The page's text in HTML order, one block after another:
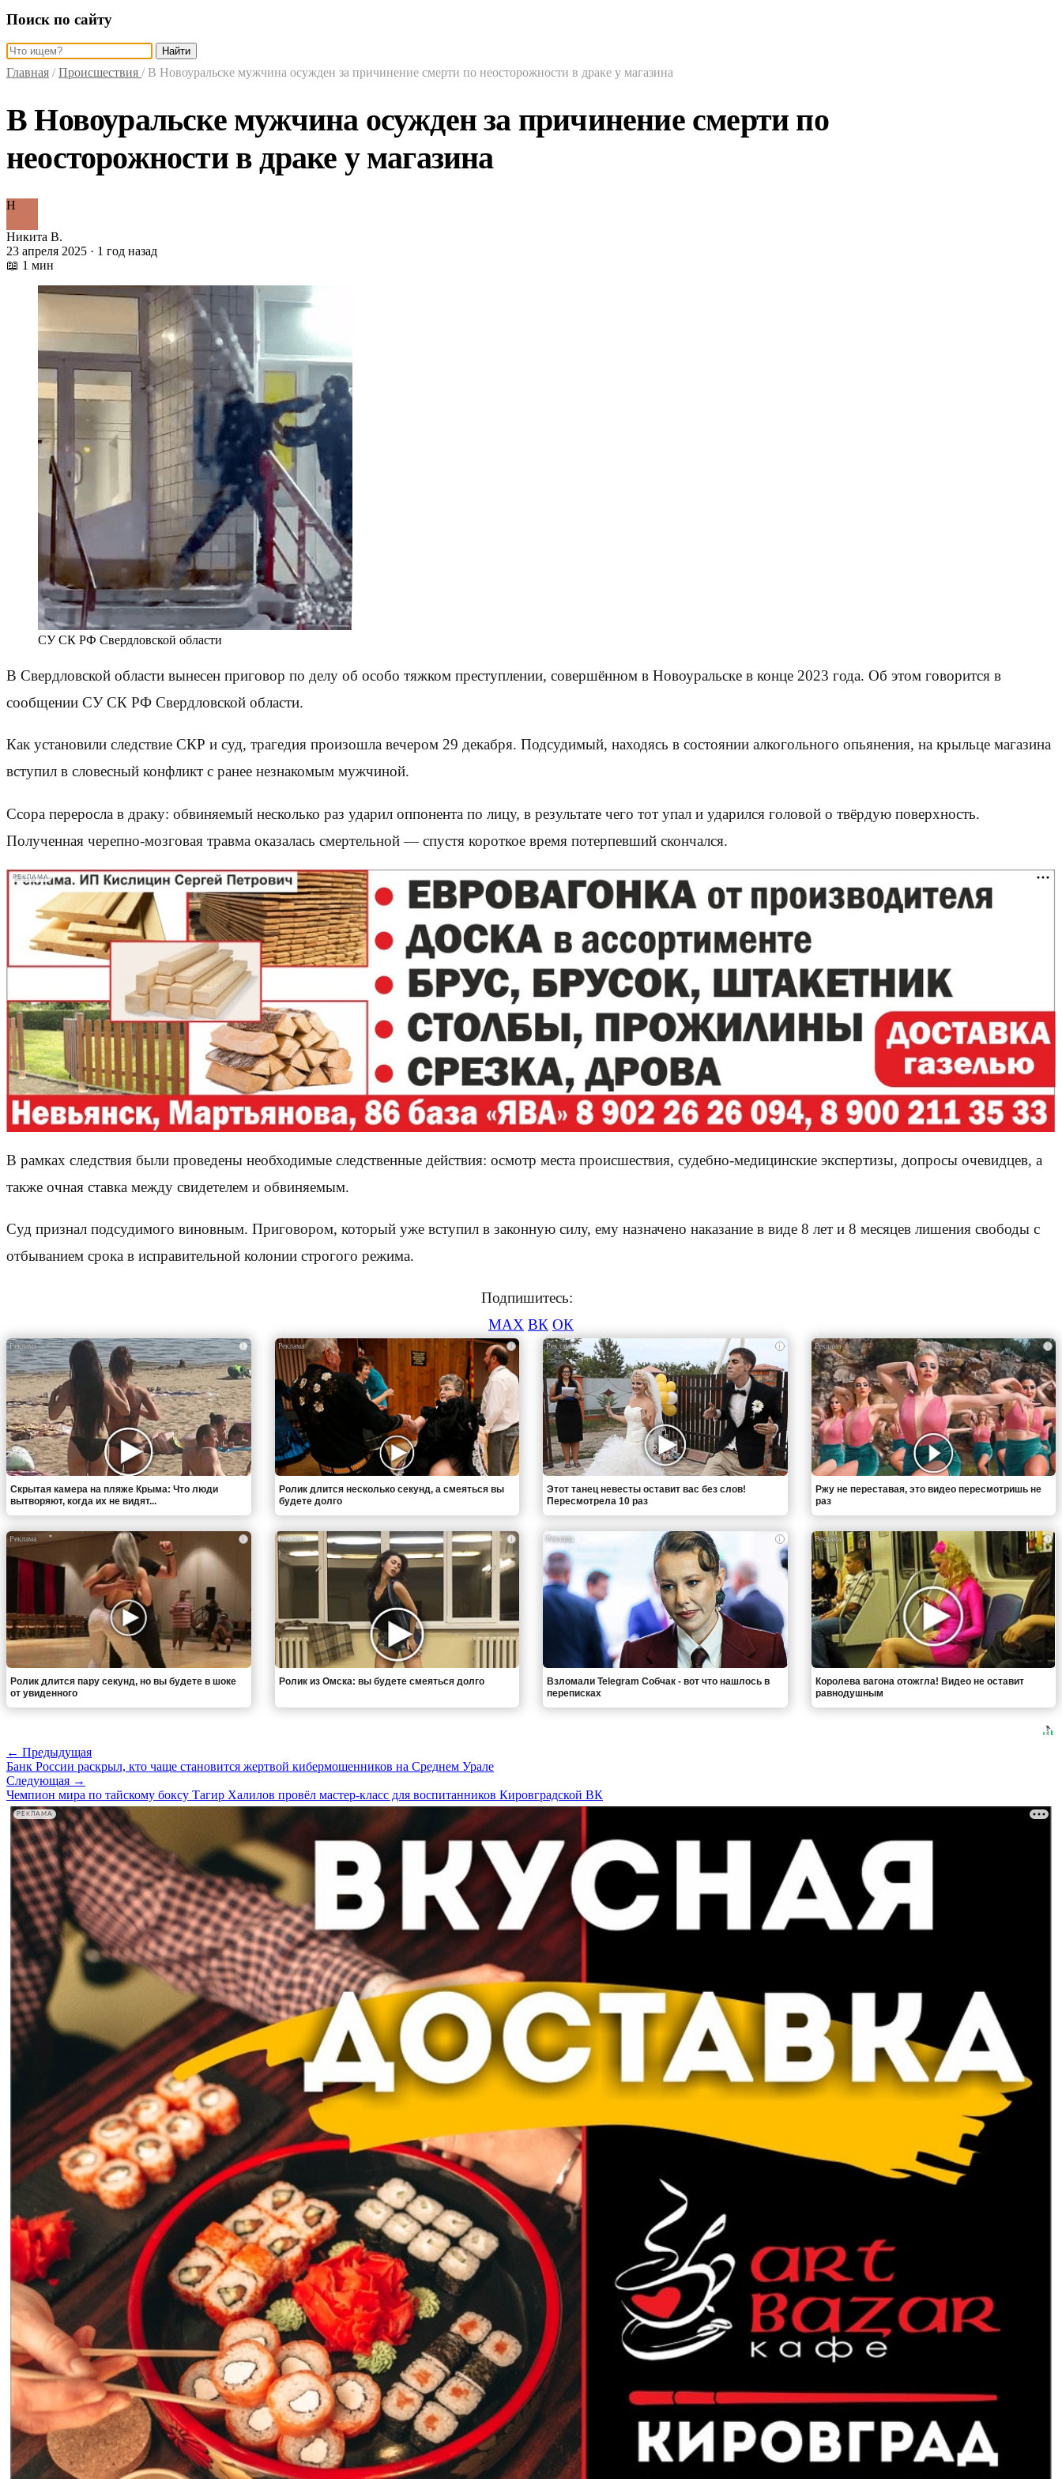
Поиск по сайту
Найти
Главная / Происшествия / В Новоуральске мужчина осужден за причинение смерти по неосторожности в драке у магазина
В Новоуральске мужчина осужден за причинение смерти по
неосторожности в драке у магазина
Н
Никита В.
23 апреля 2025 · 1 год назад
📖 1 мин
СУ СК РФ Свердловской области
В Свердловской области вынесен приговор по делу об особо тяжком преступлении, совершённом в Новоуральске в конце 2023 года. Об этом говорится в
сообщении СУ СК РФ Свердловской области.
Как установили следствие СКР и суд, трагедия произошла вечером 29 декабря. Подсудимый, находясь в состоянии алкогольного опьянения, на крыльце магазина
вступил в словесный конфликт с ранее незнакомым мужчиной.
Ссора переросла в драку: обвиняемый несколько раз ударил оппонента по лицу, в результате чего тот упал и ударился головой о твёрдую поверхность.
Полученная черепно-мозговая травма оказалась смертельной — спустя короткое время потерпевший скончался.
РЕКЛАМА
В рамках следствия были проведены необходимые следственные действия: осмотр места происшествия, судебно-медицинские экспертизы, допросы очевидцев, а
также очная ставка между свидетелем и обвиняемым.
Суд признал подсудимого виновным. Приговором, который уже вступил в законную силу, ему назначено наказание в виде 8 лет и 8 месяцев лишения свободы с
отбыванием срока в исправительной колонии строгого режима.
Подпишитесь:
MAX ВК ОК
i
Скрытая камера на пляже Крыма: Что люди
вытворяют, когда их не видят...
i
Ролик длится несколько секунд, а смеяться вы
будете долго
i
Этот танец невесты оставит вас без слов!
Пересмотрела 10 раз
i
Ржу не переставая, это видео пересмотришь не
раз
i
Ролик длится пару секунд, но вы будете в шоке
от увиденного
i
Ролик из Омска: вы будете смеяться долго
i
Взломали Telegram Собчак - вот что нашлось в
переписках
i
Королева вагона отожгла! Видео не оставит
равнодушным
← Предыдущая
Банк России раскрыл, кто чаще становится жертвой кибермошенников на Среднем Урале
Следующая →
Чемпион мира по тайскому боксу Тагир Халилов провёл мастер-класс для воспитанников Кировградской ВК
РЕКЛАМА